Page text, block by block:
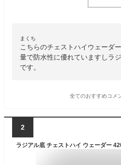
まくち
こちらのチェストハイウェーダ
量で防水性に優れていますしラ
です。
全てのおすすめコメ
2